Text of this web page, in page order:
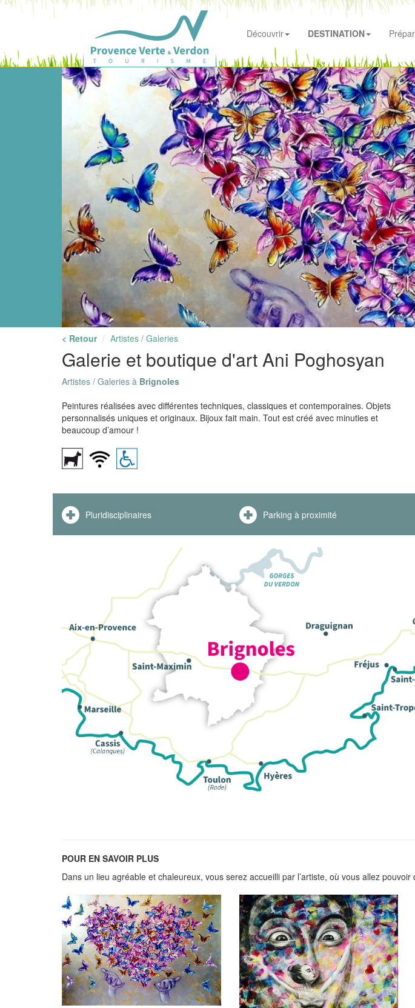
Découvrir
DESTINATION
< Retour Artistes / Galeries
Galerie et boutique d'art Ani Poghosyan
Artistes / Galeries à Brignoles
Peintures réalisées avec différentes techniques, classiques et contemporaines. Objets
personnalisés uniques et originaux. Bijoux fait main. Tout est créé avec minuties et
beaucoup d’amour !
Pluridisciplinaires Parking à proximité
POUR EN SAVOIR PLUS
Dans un lieu agréable et chaleureux, vous serez accueilli par l’artiste, où vous allez